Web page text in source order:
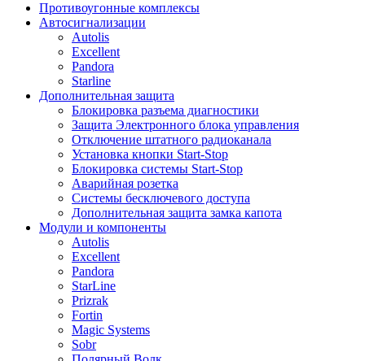
Противоугонные комплексы
Автосигнализации
Autolis
Excellent
Pandora
Starline
Дополнительная защита
Блокировка разъема диагностики
Защита Электронного блока управления
Отключение штатного радиоканала
Установка кнопки Start-Stop
Блокировка системы Start-Stop
Аварийная розетка
Системы бесключевого доступа
Дополнительная защита замка капота
Модули и компоненты
Autolis
Excellent
Pandora
StarLine
Prizrak
Fortin
Magic Systems
Sobr